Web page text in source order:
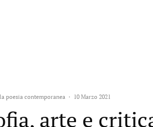
poesia contemporanea · 10 Marzo 2021
arte e